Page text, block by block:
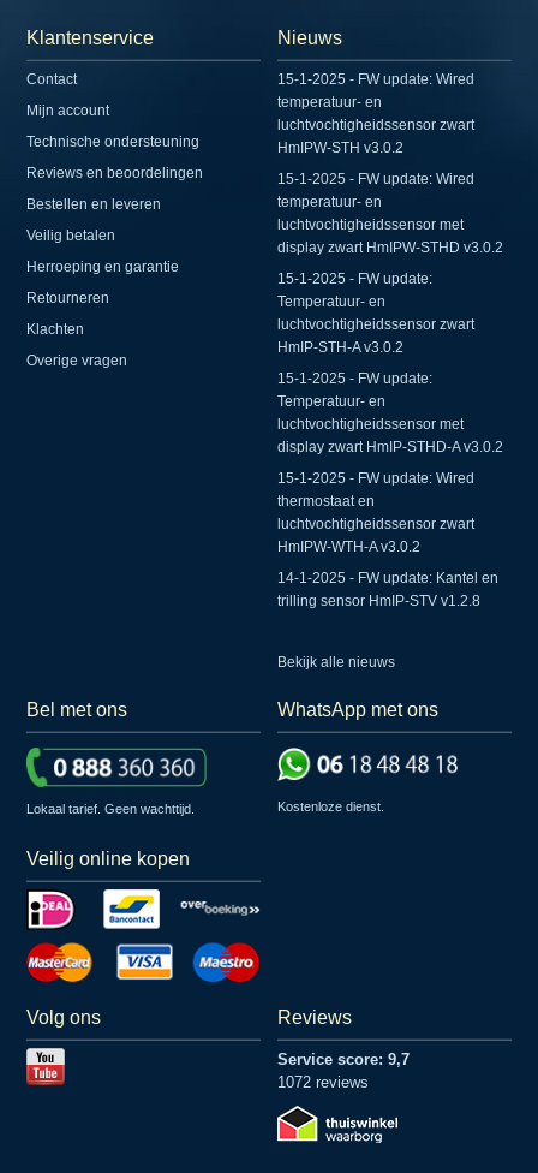
Klantenservice
Contact
Mijn account
Technische ondersteuning
Reviews en beoordelingen
Bestellen en leveren
Veilig betalen
Herroeping en garantie
Retourneren
Klachten
Overige vragen
Nieuws
15-1-2025 - FW update: Wired
temperatuur- en
luchtvochtigheidssensor zwart
HmIPW-STH v3.0.2
15-1-2025 - FW update: Wired
temperatuur- en
luchtvochtigheidssensor met
display zwart HmIPW-STHD v3.0.2
15-1-2025 - FW update:
Temperatuur- en
luchtvochtigheidssensor zwart
HmIP-STH-A v3.0.2
15-1-2025 - FW update:
Temperatuur- en
luchtvochtigheidssensor met
display zwart HmIP-STHD-A v3.0.2
15-1-2025 - FW update: Wired
thermostaat en
luchtvochtigheidssensor zwart
HmIPW-WTH-A v3.0.2
14-1-2025 - FW update: Kantel en
trilling sensor HmIP-STV v1.2.8
Bekijk alle nieuws
Bel met ons
Lokaal tarief. Geen wachttijd.
WhatsApp met ons
Kostenloze dienst.
Veilig online kopen
Volg ons Reviews
Service score: 9,7
1072 reviews